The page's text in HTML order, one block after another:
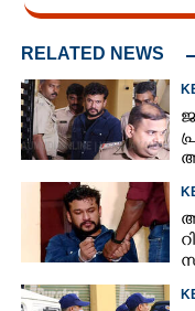
RELATED NEWS